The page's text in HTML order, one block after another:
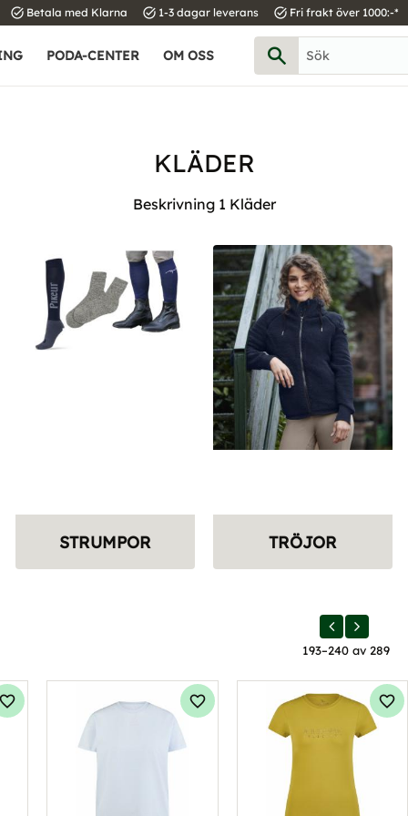
task_alt Betala med Klarna task_alt 1-3 dagar leverans task_alt Fri frakt över 1000:-*
PODA-CENTER OM OSS
KLÄDER
Beskrivning 1 Kläder
STRUMPOR TRÖJOR
193–240 av 289
Lägg till i favoriter Lägg till i favoriter